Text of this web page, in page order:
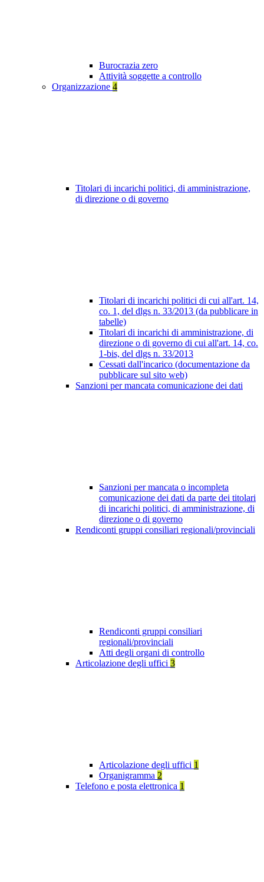
Burocrazia zero
Attività soggette a controllo
Organizzazione 4
Titolari di incarichi politici, di amministrazione,
di direzione o di governo
Titolari di incarichi politici di cui all'art. 14,
co. 1, del dlgs n. 33/2013 (da pubblicare in
tabelle)
Titolari di incarichi di amministrazione, di
direzione o di governo di cui all'art. 14, co.
1-bis, del dlgs n. 33/2013
Cessati dall'incarico (documentazione da
pubblicare sul sito web)
Sanzioni per mancata comunicazione dei dati
Sanzioni per mancata o incompleta
comunicazione dei dati da parte dei titolari
di incarichi politici, di amministrazione, di
direzione o di governo
Rendiconti gruppi consiliari regionali/provinciali
Rendiconti gruppi consiliari
regionali/provinciali
Atti degli organi di controllo
Articolazione degli uffici 3
Articolazione degli uffici 1
Organigramma 2
Telefono e posta elettronica 1